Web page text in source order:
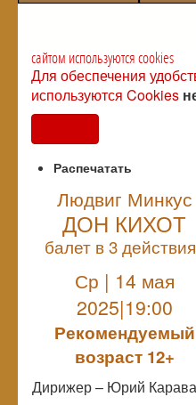
сайтом используются cookies
Для обеспечения
используются Cookies
Распечатать
Людвиг Минкус
ДОН КИХОТ
балет в 3
Ср | 14 мая
2025|19:00
Рекомендуемый
возраст 12+
Дирижер – Юрий